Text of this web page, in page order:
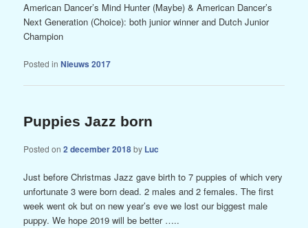
American Dancer’s Mind Hunter (Maybe) & American Dancer’s
Next Generation (Choice): both junior winner and Dutch Junior
Champion
Posted in Nieuws 2017
Puppies Jazz born
Posted on2 december 2018by Luc
Just before Christmas Jazz gave birth to 7 puppies of which very
unfortunate 3 were born dead. 2 males and 2 females. The first
week went ok but on new year’s eve we lost our biggest male
puppy. We hope 2019 will be better …..